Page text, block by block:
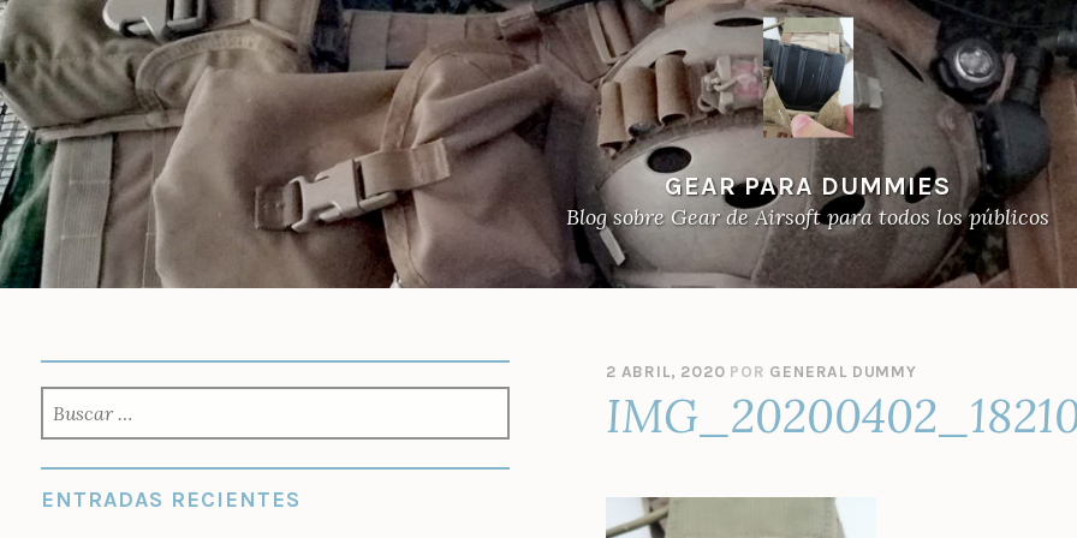
Saltar
al
contenido
GEAR PARA DUMMIES
Blog sobre Gear de Airsoft para todos los públicos
2 ABRIL, 2020 POR GENERAL DUMMY
ENTRADAS RECIENTES